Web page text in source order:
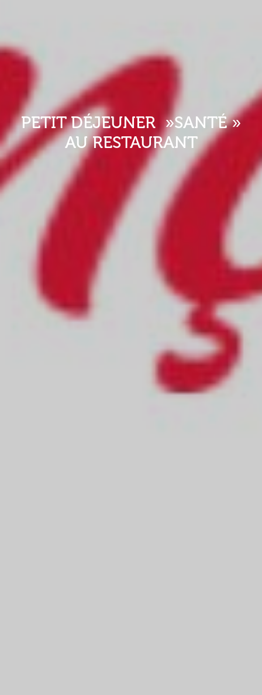
PETIT DÉJEUNER »SANTÉ »
AU RESTAURANT